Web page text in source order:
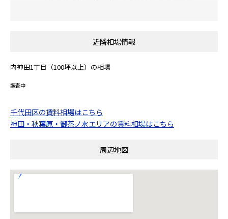
近隣相場情報
内神田1丁目（100坪以上）の相場
調査中
千代田区の賃料相場はこちら
神田・秋葉原・御茶ノ水エリアの賃料相場はこちら
周辺地図